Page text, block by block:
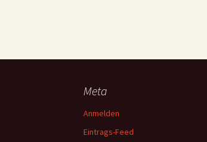
Meta
Anmelden
Eintrags-Feed